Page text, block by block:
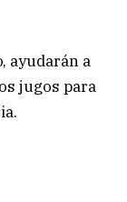
ayudarán a
jugos para